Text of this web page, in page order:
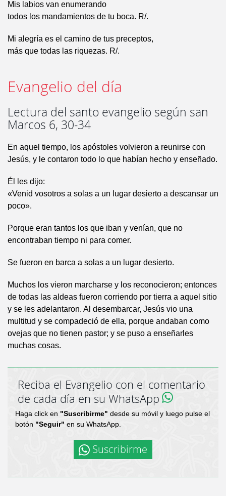
Mis labios van enumerando
todos los mandamientos de tu boca. R/.
Mi alegría es el camino de tus preceptos,
más que todas las riquezas. R/.
Evangelio del día
Lectura del santo evangelio según san
Marcos 6, 30-34
En aquel tiempo, los apóstoles volvieron a reunirse con
Jesús, y le contaron todo lo que habían hecho y enseñado.
Él les dijo:
«Venid vosotros a solas a un lugar desierto a descansar un
poco».
Porque eran tantos los que iban y venían, que no
encontraban tiempo ni para comer.
Se fueron en barca a solas a un lugar desierto.
Muchos los vieron marcharse y los reconocieron; entonces
de todas las aldeas fueron corriendo por tierra a aquel sitio
y se les adelantaron. Al desembarcar, Jesús vio una
multitud y se compadeció de ella, porque andaban como
ovejas que no tienen pastor; y se puso a enseñarles
muchas cosas.
Reciba el Evangelio con el comentario
de cada día en su WhatsApp
Haga click en "Suscribirme" desde su móvil y luego pulse el
botón "Seguir" en su WhatsApp.
Suscribirme